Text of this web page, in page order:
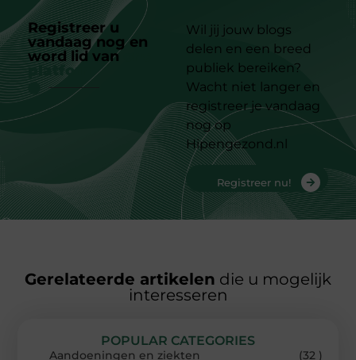
Registreer u
vandaag nog en
word lid van
platform
Wil jij jouw blogs
delen en een breed
publiek bereiken?
Wacht niet langer en
registreer je vandaag
nog op
Hipengezond.nl
Registreer nu!
Gerelateerde artikelen die u mogelijk
interesseren
POPULAR CATEGORIES
Aandoeningen en ziekten
(32 )